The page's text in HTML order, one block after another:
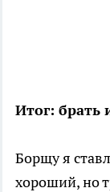
Итог: брать
Борщу я
хороший, но